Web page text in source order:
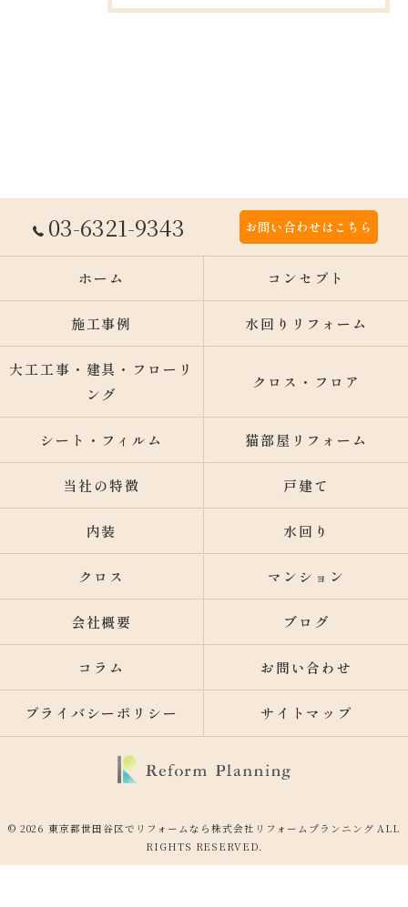
03-6321-9343 お問い合わせはこちら
ホーム コンセプト
施工事例 水回りリフォーム
大工工事・建具・フローリ
ング
クロス・フロア
シート・フィルム 猫部屋リフォーム
当社の特徴 戸建て
内装 水回り
クロス マンション
会社概要 ブログ
コラム お問い合わせ
プライバシーポリシー サイトマップ
© 2026 東京都世田谷区でリフォームなら株式会社リフォームプランニング ALL
RIGHTS RESERVED.